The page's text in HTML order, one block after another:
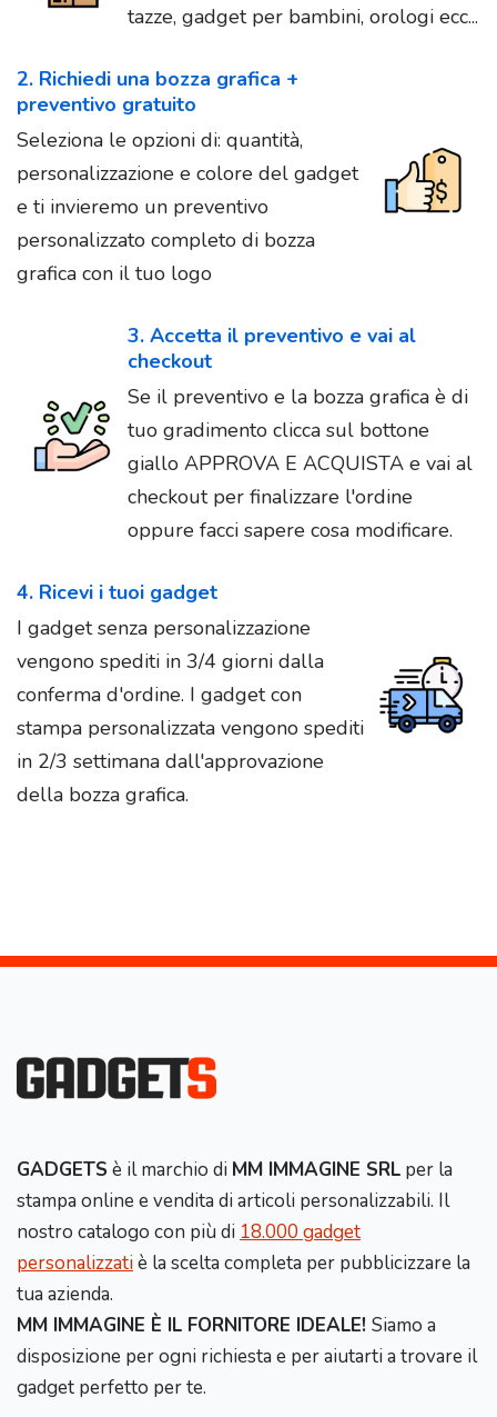
tazze, gadget per bambini, orologi ecc...
2. Richiedi una bozza grafica +
preventivo gratuito
Seleziona le opzioni di: quantità,
personalizzazione e colore del gadget
e ti invieremo un preventivo
personalizzato completo di bozza
grafica con il tuo logo
3. Accetta il preventivo e vai al
checkout
Se il preventivo e la bozza grafica è di
tuo gradimento clicca sul bottone
giallo APPROVA E ACQUISTA e vai al
checkout per finalizzare l'ordine
oppure facci sapere cosa modificare.
4. Ricevi i tuoi gadget
I gadget senza personalizzazione
vengono spediti in 3/4 giorni dalla
conferma d'ordine. I gadget con
stampa personalizzata vengono spediti
in 2/3 settimana dall'approvazione
della bozza grafica.
GADGETS è il marchio di MM IMMAGINE SRL per la
stampa online e vendita di articoli personalizzabili. Il
nostro catalogo con più di 18.000 gadget
personalizzatiè la scelta completa per pubblicizzare la
tua azienda.
MM IMMAGINE È IL FORNITORE IDEALE! Siamo a
disposizione per ogni richiesta e per aiutarti a trovare il
gadget perfetto per te.